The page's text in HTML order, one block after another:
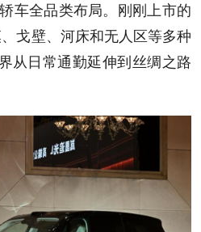
车全品类布局。刚刚上市的
戈壁、河床和无人区等多种
从日常通勤延伸到丝绸之路